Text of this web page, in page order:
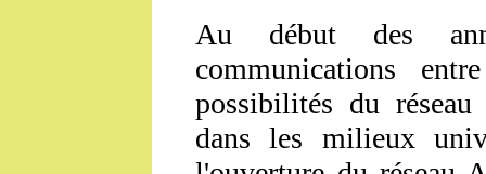
Au début des
communications
possibilités du
dans les milieux